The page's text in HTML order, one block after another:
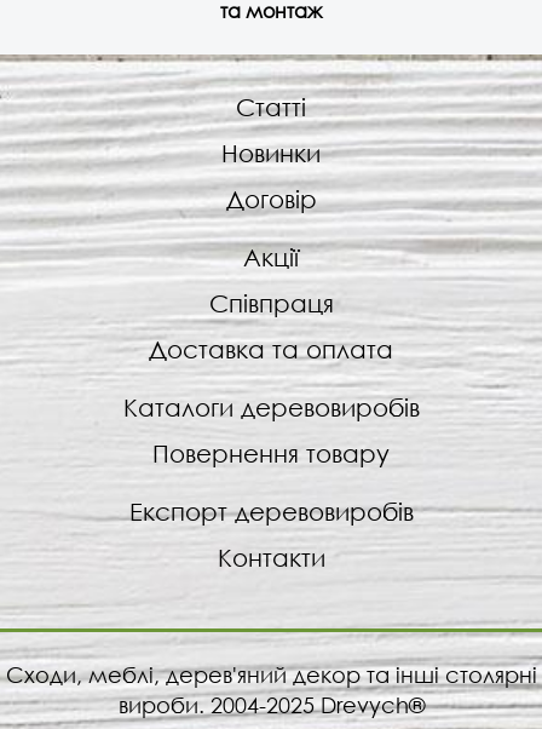
та монтаж
Статті
Новинки
Договір
Акції
Співпраця
Доставка та оплата
Каталоги деревовиробів
Повернення товару
Експорт деревовиробів
Контакти
Сходи, меблі, дерев'яний декор та інші столярні
вироби. 2004-2025 Drevych®